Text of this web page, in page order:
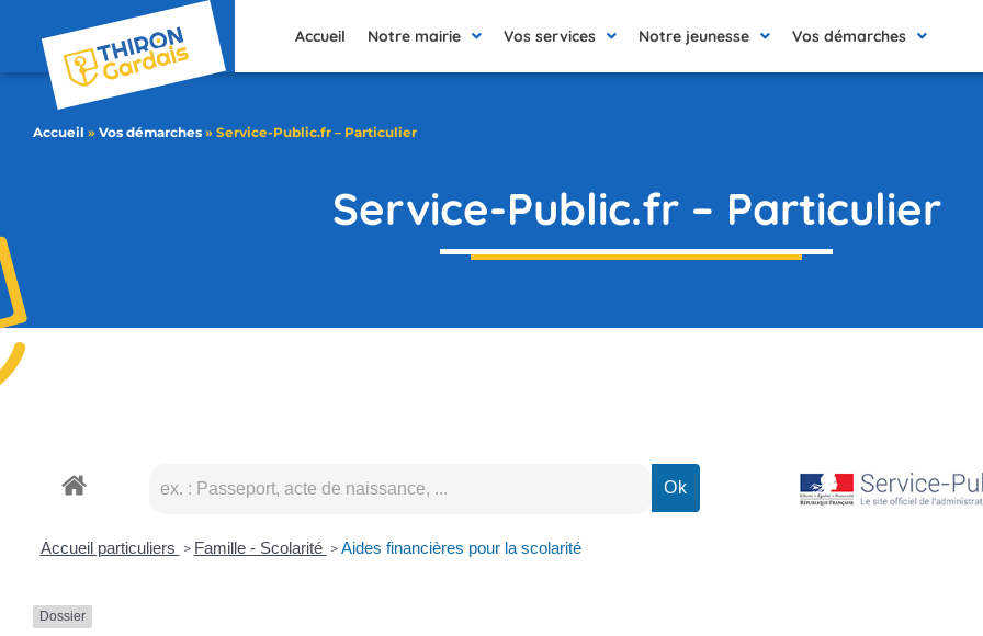
Accueil Notre mairie Vos services Notre jeunesse Vos démarches
Accueil » Vos démarches » Service-Public.fr – Particulier
Service-Public.fr – Particulier
Accueil particuliers > Famille - Scolarité > Aides financières pour la scolarité
Dossier